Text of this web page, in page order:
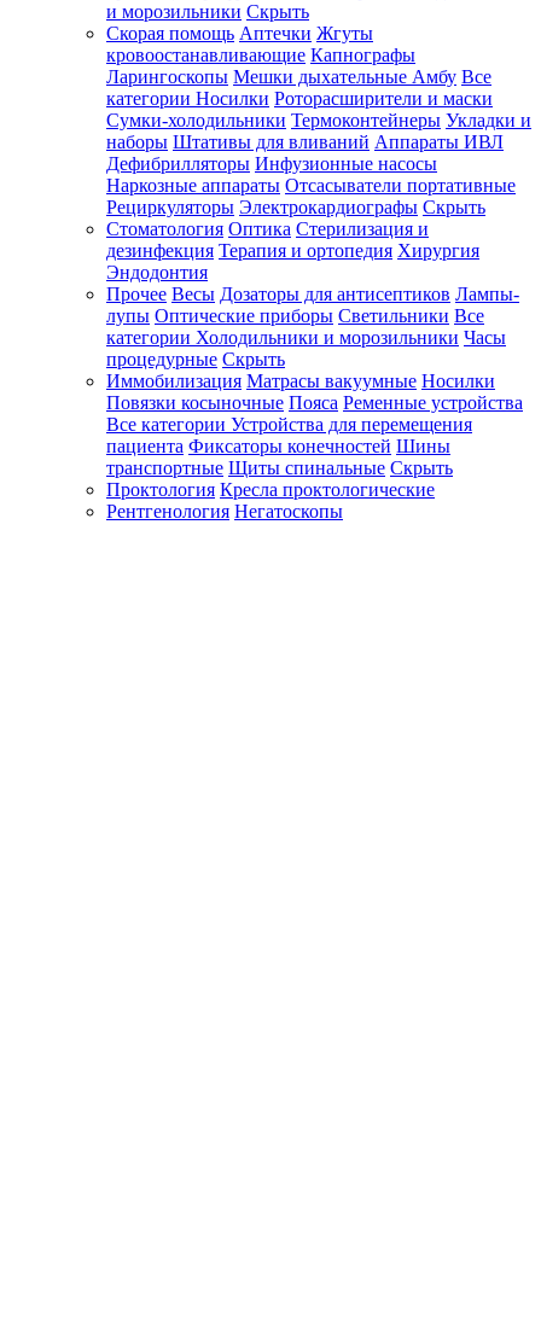
и морозильники Скрыть
Скорая помощь Аптечки Жгуты
кровоостанавливающие Капнографы
Ларингоскопы Мешки дыхательные Амбу Все
категории Носилки Роторасширители и маски
Сумки-холодильники Термоконтейнеры Укладки и
наборы Штативы для вливаний Аппараты ИВЛ
Дефибрилляторы Инфузионные насосы
Наркозные аппараты Отсасыватели портативные
Рециркуляторы Электрокардиографы Скрыть
Стоматология Оптика Стерилизация и
дезинфекция Терапия и ортопедия Хирургия
Эндодонтия
Прочее Весы Дозаторы для антисептиков Лампы-
лупы Оптические приборы Светильники Все
категории Холодильники и морозильники Часы
процедурные Скрыть
Иммобилизация Матрасы вакуумные Носилки
Повязки косыночные Пояса Ременные устройства
Все категории Устройства для перемещения
пациента Фиксаторы конечностей Шины
транспортные Щиты спинальные Скрыть
Проктология Кресла проктологические
Рентгенология Негатоскопы